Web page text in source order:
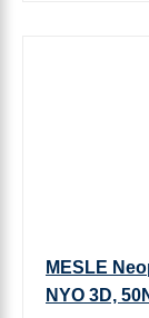
MESLE
NYO 3D,